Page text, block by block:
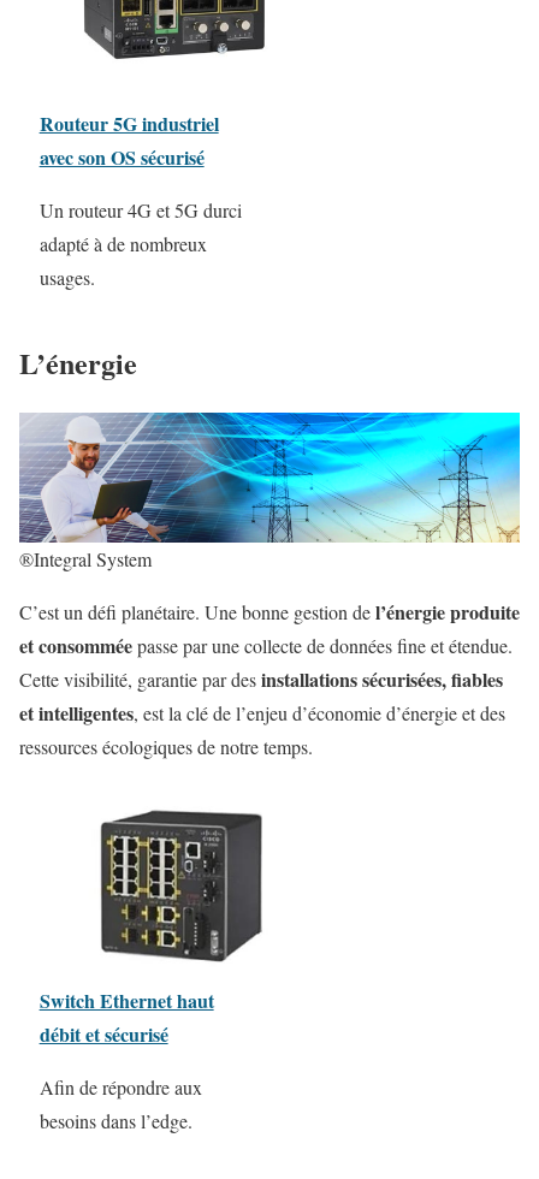
Routeur 5G industriel
avec son OS sécurisé
Un routeur 4G et 5G durci
adapté à de nombreux
usages.
L’énergie
®Integral System
C’est un défi planétaire. Une bonne gestion del’énergie produite
et consomméepasse par une collecte de données fine et étendue.
Cette visibilité, garantie par desinstallations sécurisées, fiables
et intelligentes, est la clé de l’enjeu d’économie d’énergie et des
ressources écologiques de notre temps.
Switch Ethernet haut
débit et sécurisé
Afin de répondre aux
besoins dans l’edge.